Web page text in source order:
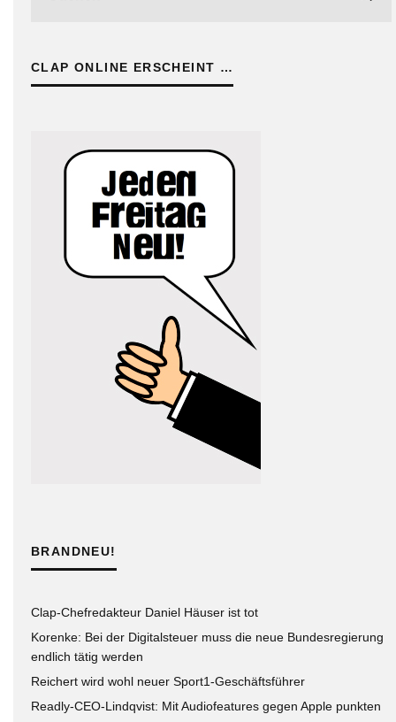
CLAP ONLINE ERSCHEINT …
BRANDNEU!
Clap-Chefredakteur Daniel Häuser ist tot
Korenke: Bei der Digitalsteuer muss die neue Bundesregierung
endlich tätig werden
Reichert wird wohl neuer Sport1-Geschäftsführer
Readly-CEO-Lindqvist: Mit Audiofeatures gegen Apple punkten